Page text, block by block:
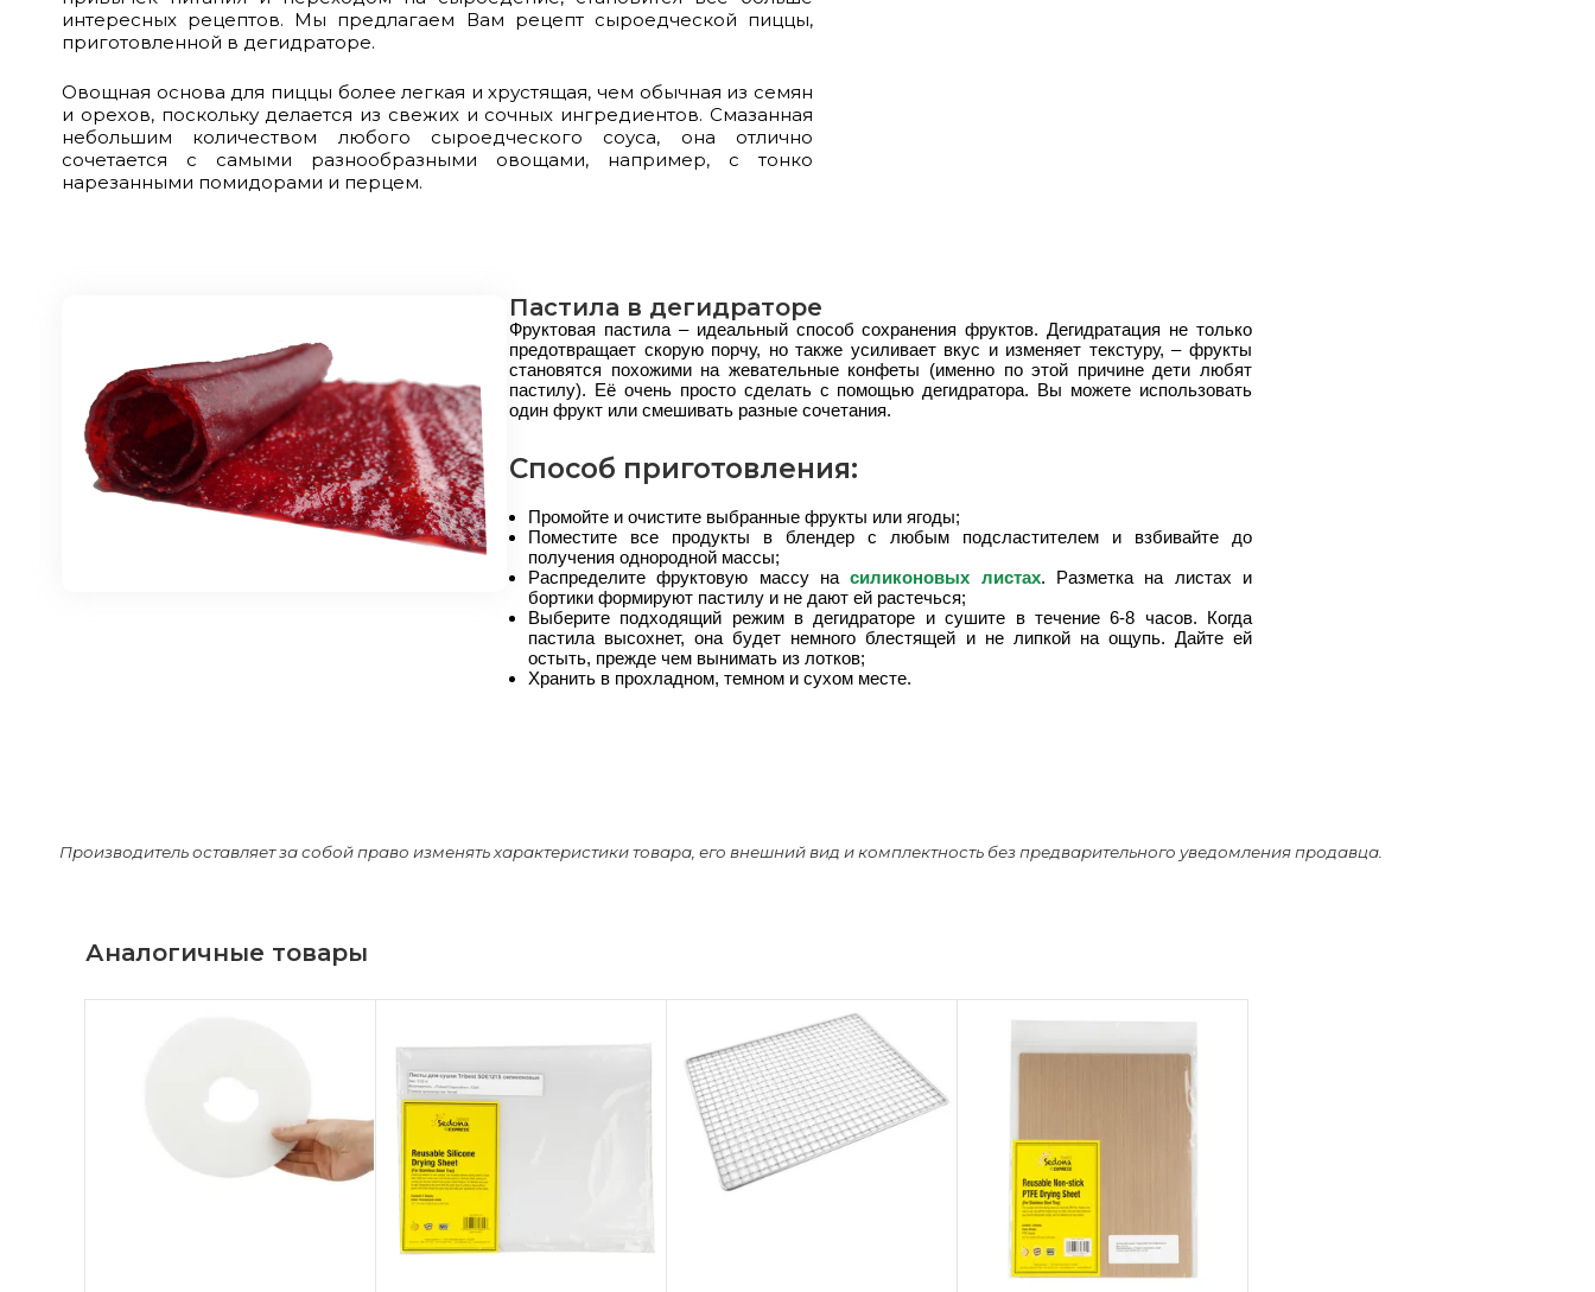
интересных рецептов. Мы предлагаем Вам рецепт сыроедческой пиццы,
приготовленной в дегидраторе.
Овощная основа для пиццы более легкая и хрустящая, чем обычная из семян
и орехов, поскольку делается из свежих и сочных ингредиентов. Смазанная
небольшим количеством любого сыроедческого соуса, она отлично
сочетается с самыми разнообразными овощами, например, с тонко
нарезанными помидорами и перцем.
Пастила в дегидраторе
Фруктовая пастила – идеальный способ сохранения фруктов. Дегидратация не только
предотвращает скорую порчу, но также усиливает вкус и изменяет текстуру, – фрукты
становятся похожими на жевательные конфеты (именно по этой причине дети любят
пастилу). Её очень просто сделать с помощью дегидратора. Вы можете использовать
один фрукт или смешивать разные сочетания.
Способ приготовления:
Промойте и очистите выбранные фрукты или ягоды;
Поместите все продукты в блендер с любым подсластителем и взбивайте до
получения однородной массы;
Распределите фруктовую массу насиликоновых листах. Разметка на листах и
бортики формируют пастилу и не дают ей растечься;
Выберите подходящий режим в дегидраторе и сушите в течение 6-8 часов. Когда
пастила высохнет, она будет немного блестящей и не липкой на ощупь. Дайте ей
остыть, прежде чем вынимать из лотков;
Хранить в прохладном, темном и сухом месте.
Производитель оставляет за собой право изменять характеристики товара, его внешний вид и комплектность без предварительного уведомления продавца.
Аналогичные товары